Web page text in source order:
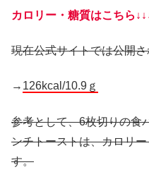
カロリー・糖質はこちら
現在公式サイトでは公開
→ 126kcal/10.9ｇ
参考として、6枚切りの食
ンチトーストは、カロリ
す。